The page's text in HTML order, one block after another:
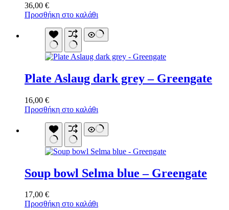
36,00 €
Προσθήκη στο καλάθι
Plate Aslaug dark grey – Greengate
16,00 €
Προσθήκη στο καλάθι
Soup bowl Selma blue – Greengate
17,00 €
Προσθήκη στο καλάθι